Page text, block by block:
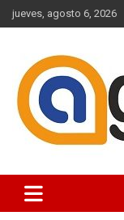
Saltar
al
jueves, agosto 6, 2026
Agenda